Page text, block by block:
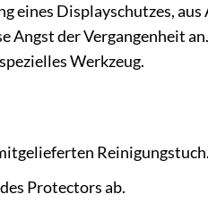
eines Displayschutzes,
Angst der Vergangenheit
Werkzeug.
Protectors ab.